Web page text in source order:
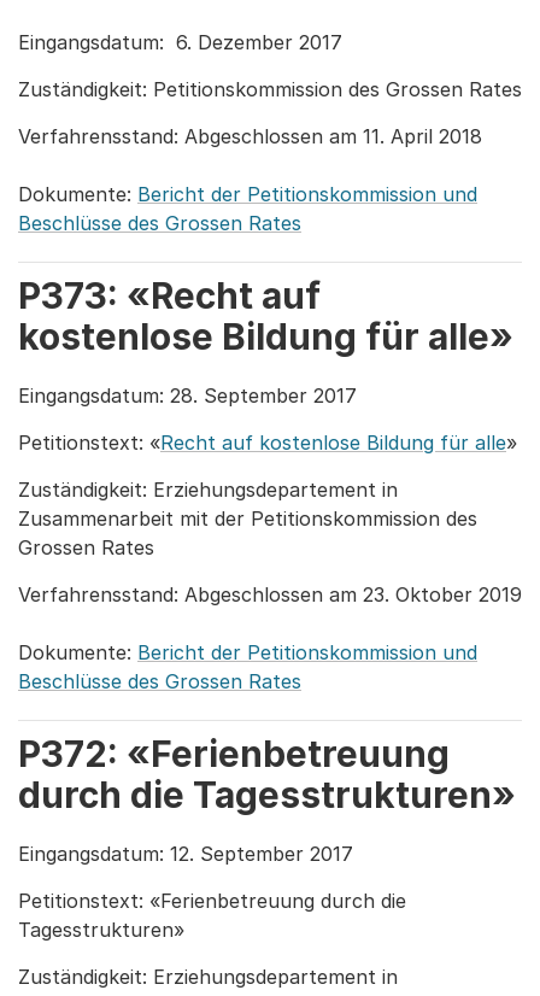
Eingangsdatum: 6. Dezember 2017
Zuständigkeit: Petitionskommission des Grossen Rates
Verfahrensstand: Abgeschlossen am 11. April 2018
Dokumente: Bericht der Petitionskommission und
Beschlüsse des Grossen Rates
P373: «Recht auf
kostenlose Bildung für alle»
Eingangsdatum: 28. September 2017
Petitionstext: «Recht auf kostenlose Bildung für alle»
Zuständigkeit: Erziehungsdepartement in
Zusammenarbeit mit der Petitionskommission des
Grossen Rates
Verfahrensstand: Abgeschlossen am 23. Oktober 2019
Dokumente: Bericht der Petitionskommission und
Beschlüsse des Grossen Rates
P372: «Ferienbetreuung
durch die Tagesstrukturen»
Eingangsdatum: 12. September 2017
Petitionstext: «Ferienbetreuung durch die
Tagesstrukturen»
Zuständigkeit: Erziehungsdepartement in